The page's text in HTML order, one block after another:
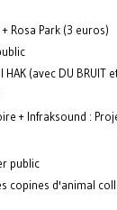
Rosa Park (3 euros)
(avec DU BRUIT
+ Infraksound :
public
copines d'animal